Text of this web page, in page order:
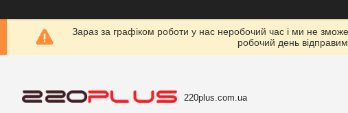
Зараз за графіком роботи у нас неробочий час і ми не
робочий день
220plus.com.ua